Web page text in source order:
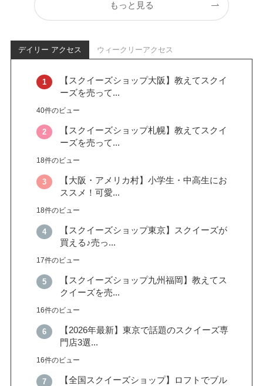
もっと見る
デイリー アクセス ウィークリーアクセス
【スクイーズショップ大阪】教えてスクイ
ーズを売って...
40件のビュー
【スクイーズショップ札幌】教えてスクイ
ーズを売って...
18件のビュー
【大阪・アメリカ村】小学生・中高生にお
ススメ！可愛...
18件のビュー
【スクイーズショップ東京】スクイーズが
買える♪売っ...
17件のビュー
【スクイーズショップ九州福岡】教えてス
クイーズを売...
16件のビュー
【2026年最新】東京で話題のスクイーズ専
門店3選...
16件のビュー
【全国スクイーズショップ】ロフトでブル